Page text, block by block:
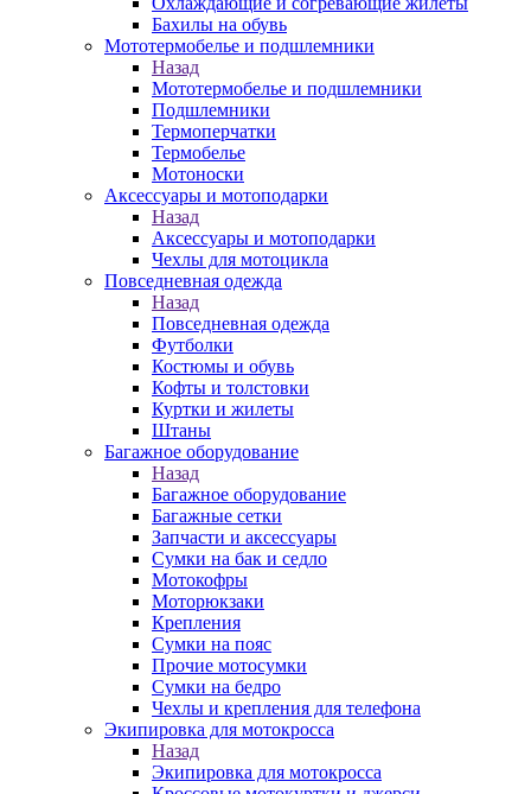
Бахилы на обувь
Мототермобелье и подшлемники
Назад
Мототермобелье и подшлемники
Подшлемники
Термоперчатки
Термобелье
Мотоноски
Аксессуары и мотоподарки
Назад
Аксессуары и мотоподарки
Чехлы для мотоцикла
Повседневная одежда
Назад
Повседневная одежда
Футболки
Костюмы и обувь
Кофты и толстовки
Куртки и жилеты
Штаны
Багажное оборудование
Назад
Багажное оборудование
Багажные сетки
Запчасти и аксессуары
Сумки на бак и седло
Мотокофры
Моторюкзаки
Крепления
Сумки на пояс
Прочие мотосумки
Сумки на бедро
Чехлы и крепления для телефона
Экипировка для мотокросса
Назад
Экипировка для мотокросса